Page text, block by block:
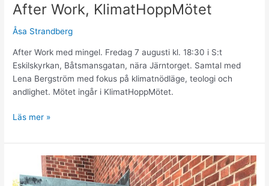
After Work, KlimatHoppMötet
Åsa Strandberg
After Work med mingel. Fredag 7 augusti kl. 18:30 i S:t
Eskilskyrkan, Båtsmansgatan, nära Järntorget. Samtal med
Lena Bergström med fokus på klimatnödläge, teologi och
andlighet. Mötet ingår i KlimatHoppMötet.
Läs mer »
Politikersamtal